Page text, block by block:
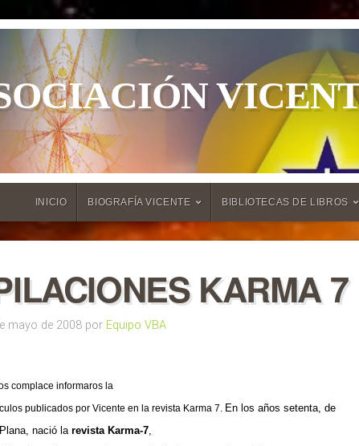
INICIO BIOGRAFÍA VICENTE BIBLIOTECAS DE LIBROS
KARMA 7
mayo de 2008 por Equipo VBA
complace informaros la
publicados por Vicente en la revista Karma 7. En los años setenta, de
nació la revista Karma-7,